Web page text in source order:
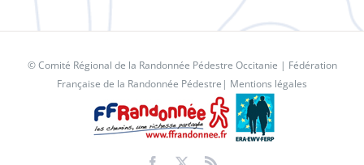
© Comité Régional de la Randonnée Pédestre Occitanie | Fédération
Française de la Randonnée Pédestre | Mentions légales
Facebook